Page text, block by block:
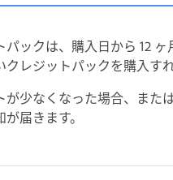
パックは、購入日から 12
クレジットパックを購入す
が少なくなった場合、また
届きます。